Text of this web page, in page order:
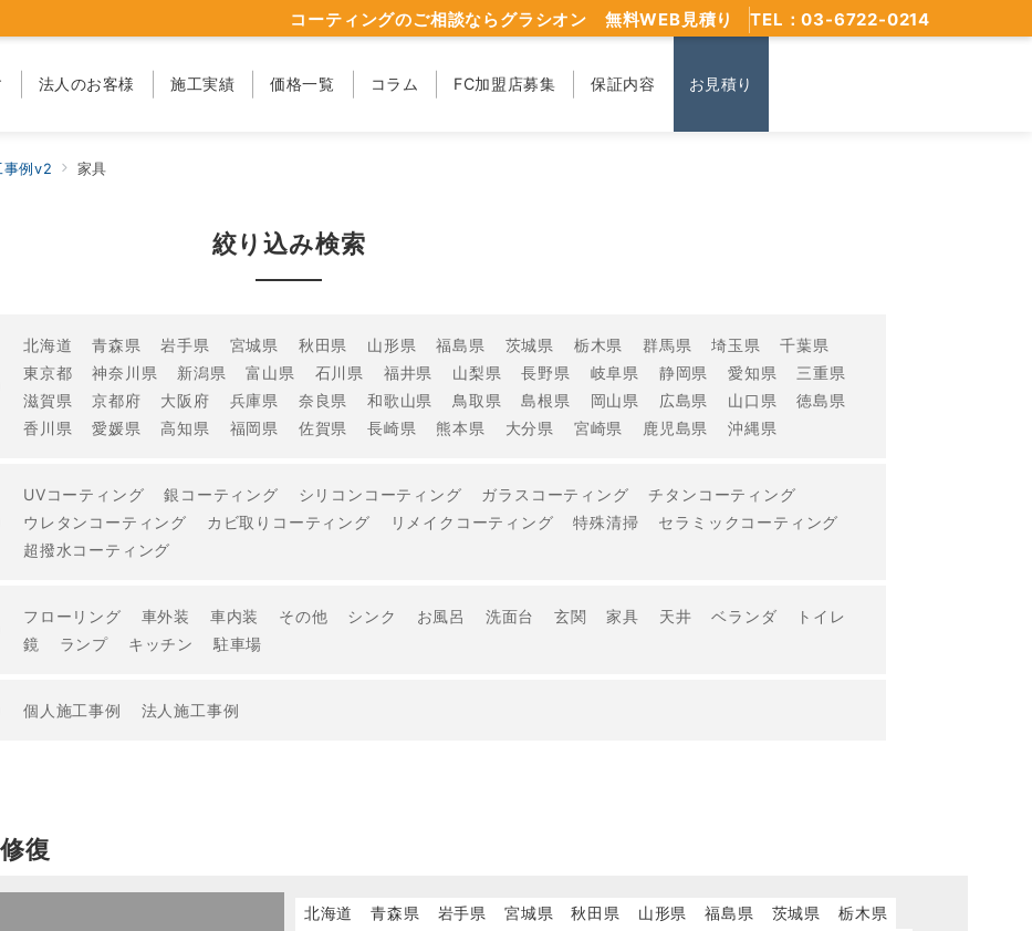
法人のお客様 施工実績 価格一覧 コラム FC加盟店募集 保証内容 お見積り
コーティングのご相談ならグラシオン 無料WEB見積り TEL：03-6722-0214
事例v2 家具
絞り込み検索
北海道 青森県 岩手県 宮城県 秋田県 山形県 福島県 茨城県 栃木県 群馬県 埼玉県
千葉県
東京都
神奈川県 新潟県 富山県 石川県 福井県 山梨県 長野県 岐阜県 静岡県 愛知県
三重県
滋賀県
京都府 大阪府 兵庫県 奈良県 和歌山県 鳥取県 島根県 岡山県 広島県 山口県
徳島県
香川県
愛媛県 高知県 福岡県 佐賀県 長崎県 熊本県 大分県 宮崎県 鹿児島県 沖縄県
UVコーティング 銀コーティング シリコンコーティング ガラスコーティング
チタンコーティング
ウレタンコーティング
カビ取りコーティング リメイクコーティング 特殊清掃
セラミックコーティング
超撥水コーティング
フローリング 車外装 車内装 その他 シンク お風呂 洗面台 玄関 家具 天井 ベランダ
トイレ
鏡
ランプ キッチン 駐車場
個人施工事例 法人施工事例
復
北海道 青森県 岩手県 宮城県 秋田県 山形県 福島県 茨城県
栃木県